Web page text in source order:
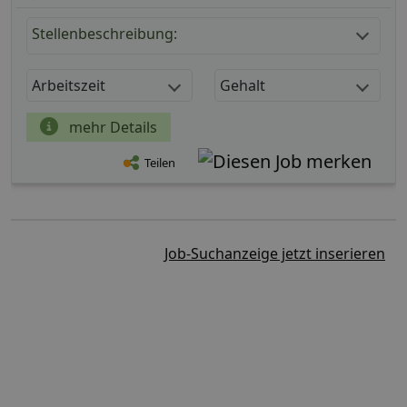
Stellenbeschreibung:
Arbeitszeit Gehalt
mehr Details
Teilen
Job-Suchanzeige jetzt inserieren